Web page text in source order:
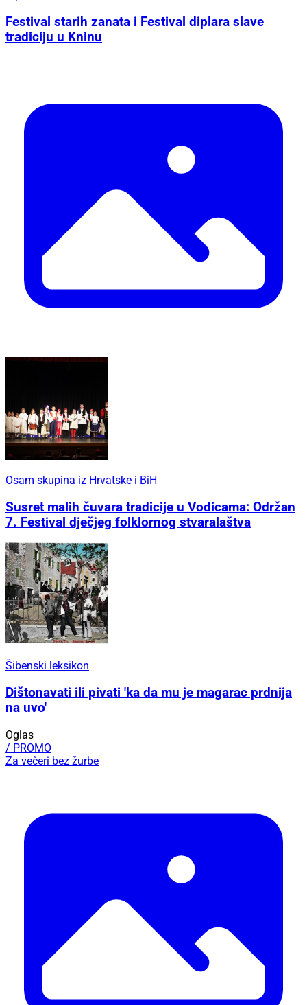
Festival starih zanata i Festival diplara slave
tradiciju u Kninu
Osam skupina iz Hrvatske i BiH
Susret malih čuvara tradicije u Vodicama: Održan
7. Festival dječjeg folklornog stvaralaštva
Šibenski leksikon
Dištonavati ili pivati 'ka da mu je magarac prdnija
na uvo'
Oglas
/ PROMO
Za večeri bez žurbe